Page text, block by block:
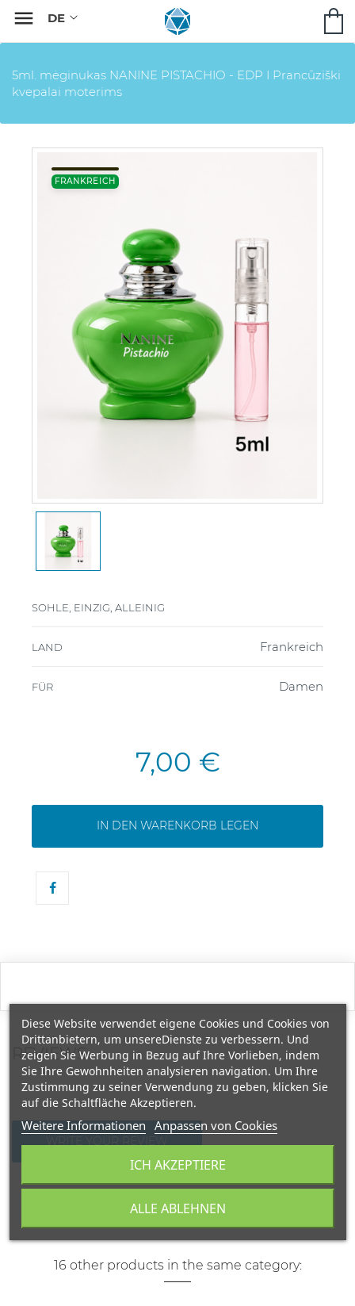

5ml. mėginukas NANINE PISTACHIO - EDP I Prancūziški
kvepalai moterims
FRANKREICH
SOHLE, EINZIG, ALLEINIG
LAND Frankreich
FÜR Damen
7,00 €
IN DEN WARENKORB LEGEN
REVIEWS
WRITE YOUR REVIEW
16 other products in the same category:
Diese Website verwendet eigene Cookies und Cookies von
Drittanbietern, um unsereDienste zu verbessern. Und
zeigen Sie Werbung in Bezug auf Ihre Vorlieben, indem
Sie Ihre Gewohnheiten analysieren navigation. Um Ihre
Zustimmung zu seiner Verwendung zu geben, klicken Sie
auf die Schaltfläche Akzeptieren.
Weitere Informationen Anpassen von Cookies
ALLE ABLEHNEN
ICH AKZEPTIERE